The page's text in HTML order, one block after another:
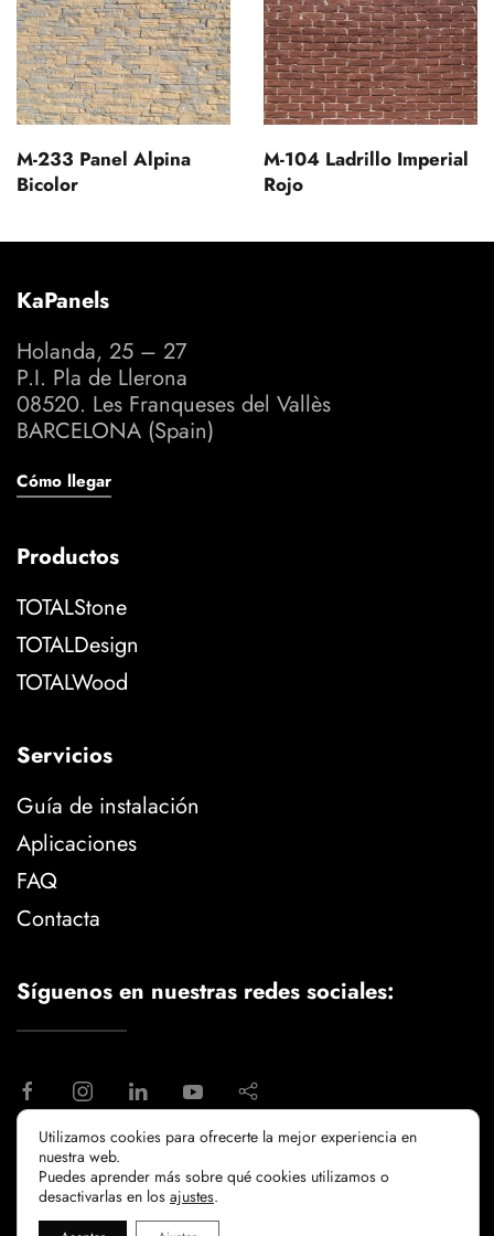
M-233 Panel Alpina
Bicolor
M-104 Ladrillo Imperial
Rojo
KaPanels
Holanda, 25 – 27
P.I. Pla de Llerona
08520. Les Franqueses del Vallès
BARCELONA (Spain)
Cómo llegar
Productos
TOTALStone
TOTALDesign
TOTALWood
Servicios
Guía de instalación
Aplicaciones
FAQ
Contacta
Síguenos en nuestras redes sociales:
aviso legal
politica de privacidad
politicia de cookies
Utilizamos cookies para ofrecerte la mejor experiencia en
nuestra web.
Puedes aprender más sobre qué cookies utilizamos o
desactivarlas en los ajustes.